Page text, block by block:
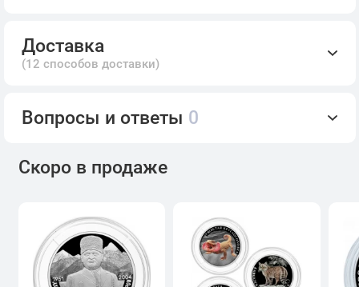
Доставка
(12 способов доставки)
Вопросы и ответы 0
Скоро в продаже